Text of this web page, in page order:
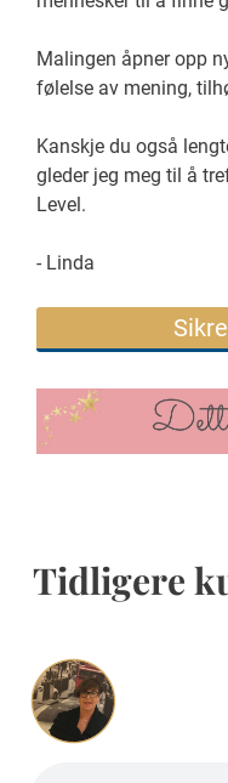
Malingen åpner opp
følelse av mening,
Kanskje du også
gleder jeg meg til å
Level.
- Linda
Tidligere